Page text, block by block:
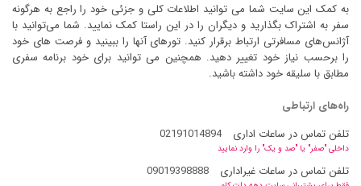
به کمک این سایت شما می توانید اطلاعات کلی و جزئی خود را راجع به هرگونه
سفر به اشتراک بگذارید و دیگران را در این راستا کمک نمایید. شما می‌توانید با
آژانس‌های مسافرتی ارتباط برقرار کنید. تورهای آنها را ببینید و فرصت های خود
را برحسب نیاز خود تغییر دهید. همچنین می توانید برای خود برنامه سفری
مطابق با سلیقه خود داشته باشید.
راه‌های ارتباطی
تلفن تماس در ساعات اداری
02191014894
داخلی "صفر" یا "صد و یک" را وارد نمایید
تلفن تماس در ساعات غیراداری 09019398888